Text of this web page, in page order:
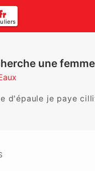
une
d'épaule je paye